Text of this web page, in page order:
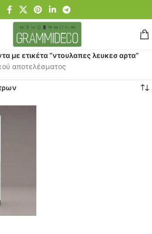
με ετικέτα “ντουλαπες λευκεσ αρτα”
αποτελέσματος